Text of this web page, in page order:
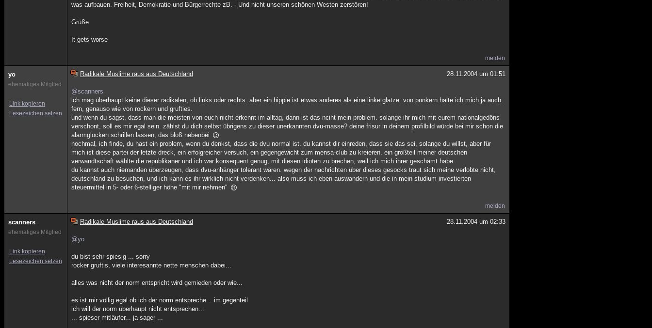
was aufbauen. Freiheit, Demokratie und Bürgerrechte zB. - Und nicht unseren schönen Westen zerstören!
Grüße
It-gets-worse
melden
yo
ehemaliges Mitglied
Link kopieren
Lesezeichen setzen
Radikale Muslime raus aus Deutschland 28.11.2004 um 01:51
@scanners
ich mag überhaupt keine dieser radikalen, ob links oder rechts. aber ein hippie ist etwas anderes als eine linke glatze. von punkern halte ich mich ja auch
fern, genauso wie von rockern und grufties.
und wenn du sagst, dass man die meisten von euch nicht erkennt im alltag, dann ist das nciht mein problem. solange ihr mich mit eurem nationalgedöns
verschont, soll es mir egal sein. zählst du dich selbst übrigens zu dieser unerkannten dvu-masse? deine frisur in deinem profilbild würde bei mir schon die
alarmglocken schrillen lassen, das bloß nebenbei
nochmal, ich finde, du hast ein problem, wenn du denkst, dass die dvu normal ist. du kannst dir einreden, dass sie das sei, solange du willst, aber für
mich ist diese partei der letzte dreck, ein erfolgreicher versuch, ein gegengewicht zum mensa-club zu kreieren. ein großteil meiner deutschen
verwandtschaft wählte die republikaner und ich war konsequent genug, mit diesen idioten zu brechen, weil ich mich ihrer geschämt habe.
du kannst auch niemanden überzeugen, dass dvu-anhänger tolerant wären. wegen der nachrichten über dieses gesocks traut sich meine verlobte nicht,
deutschland zu besuchen, und ich kann es ihr wirklich nicht verdenken... also muss ich eben auswandern und die in mein studium investierten
steuermittel in 5- oder 6-stelliger höhe "mit mir nehmen"
melden
scanners
ehemaliges Mitglied
Link kopieren
Lesezeichen setzen
Radikale Muslime raus aus Deutschland 28.11.2004 um 02:33
@yo
du bist sehr spiesig ... sorry
rocker gruftis, viele interesannte nette menschen dabei...
alles was nicht der norm entspricht wird gemieden oder wie...
es ist mir völlig egal ob ich der norm entspreche... im gegenteil
ich will der norm überhaupt nicht entsprechen...
... spieser mitläufer... ja sager ...